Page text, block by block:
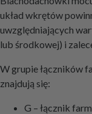
układ wkrętów
uwzględniających
lub środkowej) i
W grupie łączników
znajdują się:
G – łącznik